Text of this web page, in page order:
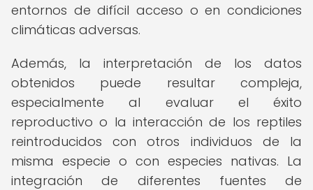
entornos de difícil acceso o en condiciones
climáticas adversas.
Además, la interpretación de los datos
obtenidos puede resultar compleja,
especialmente al evaluar el éxito
reproductivo o la interacción de los reptiles
reintroducidos con otros individuos de la
misma especie o con especies nativas. La
integración de diferentes fuentes de